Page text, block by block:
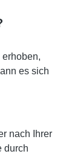
erhoben,
es sich
nach Ihrer
durch